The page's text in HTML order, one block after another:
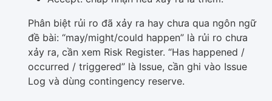
Phân biệt rủi ro đã xảy ra hay chưa qua ngôn ngữ
đề bài: “may/might/could happen” là rủi ro chưa
xảy ra, cần xem Risk Register. “Has happened /
occurred / triggered” là Issue, cần ghi vào Issue
Log và dùng contingency reserve.